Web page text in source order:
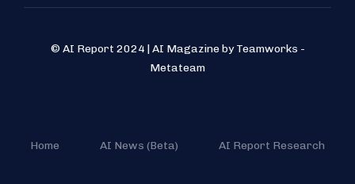
© AI Report 2024 | AI Magazine by Teamworks -
Metateam
Home AI News (Beta) AI Report Research